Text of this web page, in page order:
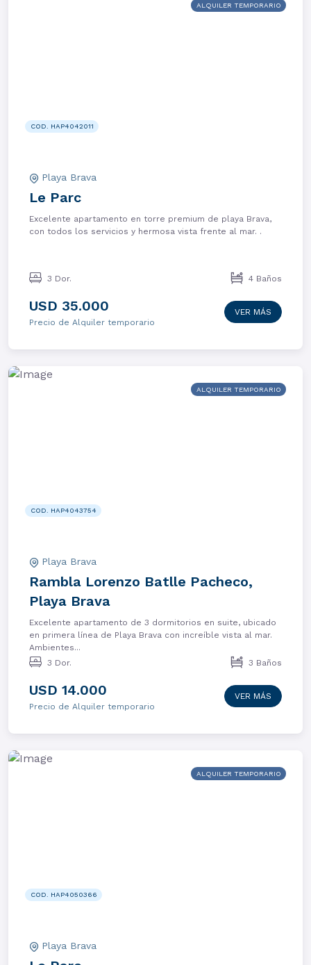
ALQUILER TEMPORARIO
COD. HAP4042011
Playa Brava
Le Parc
Excelente apartamento en torre premium de playa Brava,
con todos los servicios y hermosa vista frente al mar. .
3 Dor. 4 Baños
USD 35.000
Precio de Alquiler temporario
VER MÁS
ALQUILER TEMPORARIO
COD. HAP4043754
Playa Brava
Rambla Lorenzo Batlle Pacheco,
Playa Brava
Excelente apartamento de 3 dormitorios en suite, ubicado
en primera línea de Playa Brava con increíble vista al mar.
Ambientes...
3 Dor.
3 Baños
USD 14.000
Precio de Alquiler temporario
VER MÁS
ALQUILER TEMPORARIO
COD. HAP4050366
Playa Brava